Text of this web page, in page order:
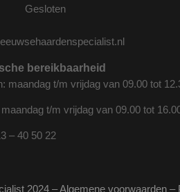
Gesloten
bereikbaarheid
maandag t/m vrijdag van 09.00 tot
t/m vrijdag van 09.00 tot
– 40 50 22
2024 –Algemene voorwaarden–